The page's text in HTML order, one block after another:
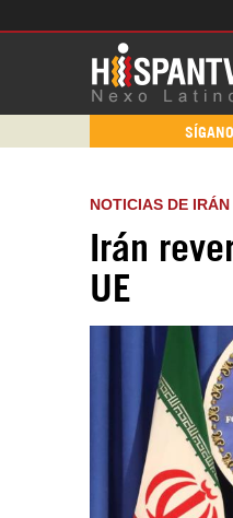
NOTICIAS DE IRÁN
Irán
UE